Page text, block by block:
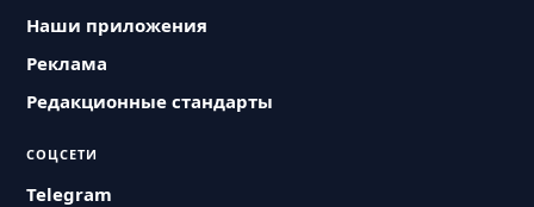
Наши приложения
Реклама
Редакционные стандарты
СОЦСЕТИ
Telegram